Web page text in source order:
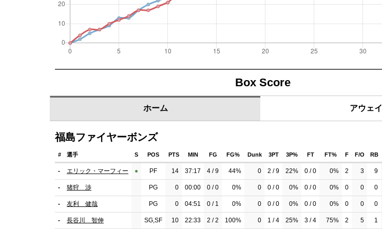
Box Score
ホーム アウェイ
福島ファイヤーボンズ
# 選手 S POS PTS MIN FG FG% Dunk 3PT 3P% FT FT% F F/O RB
- エリック・マーフィー ●︎ PF 14 37:17 4 / 9 44% 0 2 / 9 22% 0 / 0 0% 2 3 9
- 猪狩 渉 PG 0 00:00 0 / 0 0% 0 0 / 0 0% 0 / 0 0% 0 0 0
- 友利 健哉 PG 0 04:51 0 / 1 0% 0 0 / 0 0% 0 / 0 0% 0 0 0
- 長谷川 智伸 SG,SF 10 22:33 2 / 2 100% 0 1 / 4 25% 3 / 4 75% 2 5 1